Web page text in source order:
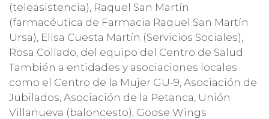
(teleasistencia), Raquel San Martín
(farmacéutica de Farmacia Raquel San Martín
Ursa), Elisa Cuesta Martín (Servicios Sociales),
Rosa Collado, del equipo del Centro de Salud.
También a entidades y asociaciones locales
como el Centro de la Mujer GU-9, Asociación de
Jubilados, Asociación de la Petanca, Unión
Villanueva (baloncesto), Goose Wings